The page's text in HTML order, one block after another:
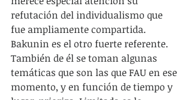
refutación del individualismo que
fue ampliamente compartida.
Bakunin es el otro fuerte referente.
También de él se toman algunas
temáticas que son las que FAU en ese
momento, y en función de tiempo y